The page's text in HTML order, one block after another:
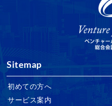
Sitemap
初めての方へ
サービス案内